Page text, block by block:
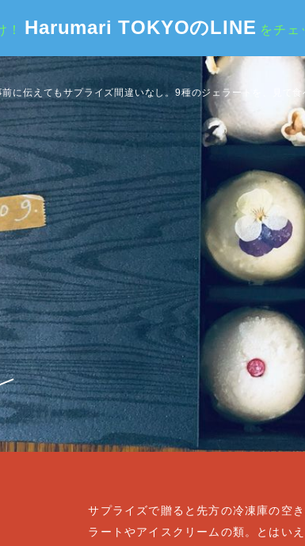
Harumari TOKYOのLINE をチェ
前に伝えてもサプライズ間違いなし。9種のジェラートを、見て食
サプライズで贈ると先方の冷凍庫の空
ラートやアイスクリームの類。とはい